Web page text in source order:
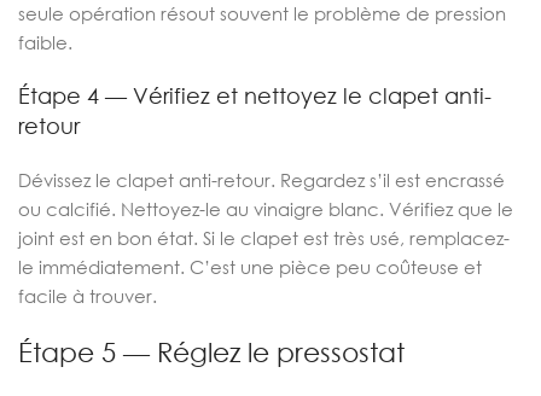
seule opération résout souvent le problème de pression
faible.
Étape 4 — Vérifiez et nettoyez le clapet anti-
retour
Dévissez le clapet anti-retour. Regardez s’il est encrassé
ou calcifié. Nettoyez-le au vinaigre blanc. Vérifiez que le
joint est en bon état. Si le clapet est très usé, remplacez-
le immédiatement. C’est une pièce peu coûteuse et
facile à trouver.
Étape 5 — Réglez le pressostat